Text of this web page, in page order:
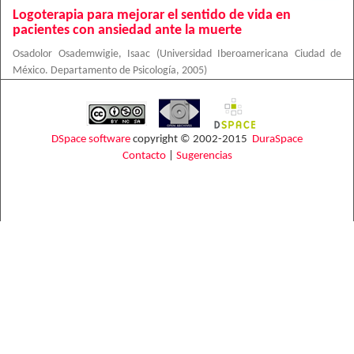
Logoterapia para mejorar el sentido de vida en
pacientes con ansiedad ante la muerte
Osadolor Osademwigie, Isaac (Universidad Iberoamericana Ciudad de
México. Departamento de Psicología, 2005)
DSpace software copyright © 2002-2015 DuraSpace
Contacto| Sugerencias